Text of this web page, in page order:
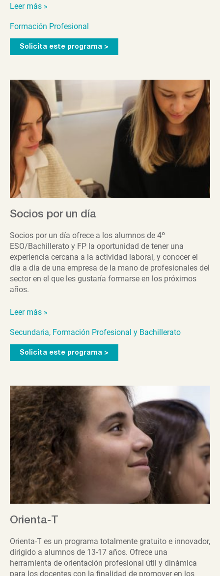
Yo
mi
futuro
Leer más »
Formación Profesional
Solicita este programa >
Socios por un día
Socios por un día ofrece a los alumnos de 4º
ESO/Bachillerato y FP la oportunidad de tener una
experiencia cercana a la actividad laboral, y conocer el
día a día de una empresa de la mano de profesionales del
sector en el que les gustaría formarse en los próximos
años.
Socios
un
día
Leer más »
Secundaria, Formación Profesional y Bachillerato
Solicita este programa >
Orienta-T
Orienta-T es un programa totalmente gratuito e innovador,
dirigido a alumnos de 13-17 años. Ofrece una
herramienta de orientación profesional útil y dinámica
para los docentes con la finalidad de promover en los